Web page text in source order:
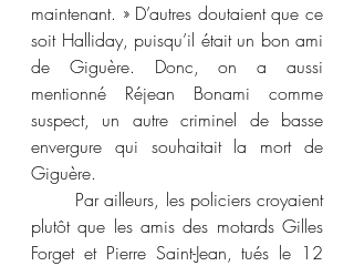
maintenant. » D’autres doutaient que ce
soit Halliday, puisqu’il était un bon ami
de Giguère. Donc, on a aussi
mentionné Réjean Bonami comme
suspect, un autre criminel de basse
envergure qui souhaitait la mort de
Giguère.
plutôt que les amis des motards Gilles
Forget et Pierre Saint-Jean, tués le 12